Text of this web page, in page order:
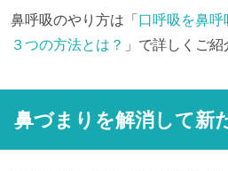
鼻呼吸のやり方は「 口呼吸を鼻呼
３つの方法とは？ 」で詳しくご紹
鼻づまりを解消して新